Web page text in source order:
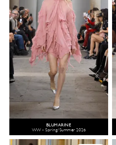
BLUMARINE
WW - Spring/Summer 2026